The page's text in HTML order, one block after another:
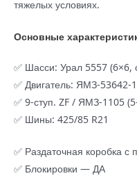
тяжелых условиях.
Основные
✅ Шасси: Урал 5557 (6×6,
✅ Двигатель: ЯМЗ-53642-
✅ 9-ступ. ZF / ЯМЗ-1105
✅ Шины: 425/85 R21
✅ Раздаточная коробка
✅ Блокировки — ДА